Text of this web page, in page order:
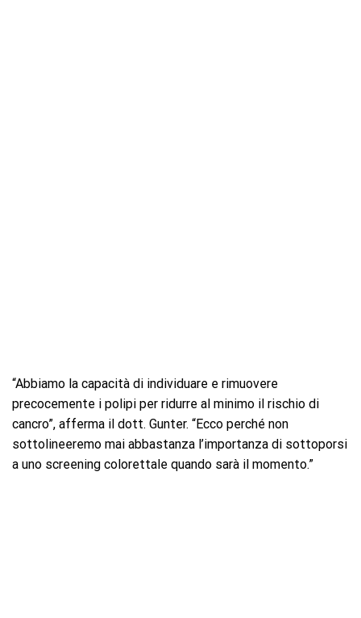
“Abbiamo la capacità di individuare e rimuovere
precocemente i polipi per ridurre al minimo il rischio di
cancro”, afferma il dott. Gunter. “Ecco perché non
sottolineeremo mai abbastanza l’importanza di sottoporsi
a uno screening colorettale quando sarà il momento.”